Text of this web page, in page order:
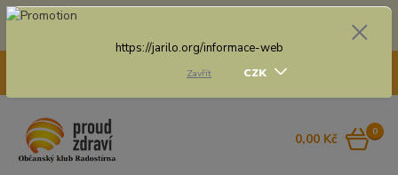
Doprava zdarma na některé druhy dopravy při nákupu
CZK
0
0,00 Kč
https://jarilo.org/informace-web
Zavřít